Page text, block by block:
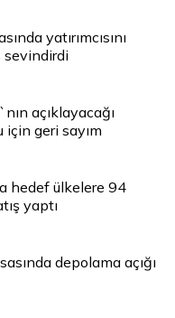
yatırımcısını
sevindirdi
açıklayacağı
geri sayım
hedef ülkelere 94
yaptı
depolama açığı